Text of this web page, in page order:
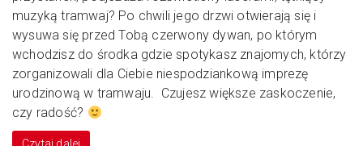
muzyką tramwaj? Po chwili jego drzwi otwierają się i
wysuwa się przed Tobą czerwony dywan, po którym
wchodzisz do środka gdzie spotykasz znajomych, którzy
zorganizowali dla Ciebie niespodziankową imprezę
urodzinową w tramwaju. Czujesz większe zaskoczenie,
czy radość?